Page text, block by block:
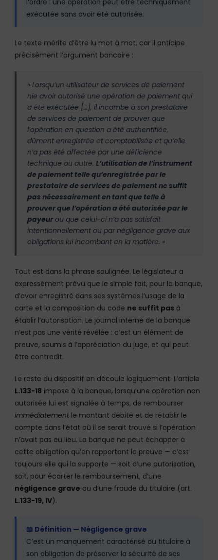
exécutée sans avoir été autorisée.
Le texte mérite d’être lu mot à mot, car il anticipe
précisément l’argument bancaire :
« Lorsqu’un utilisateur de services de paiement
nie avoir autorisé une opération de paiement qui
a été exécutée […], il incombe à son prestataire
de services de paiement de prouver que
l’opération en question a été authentifiée,
dûment enregistrée et comptabilisée et qu’elle
n’a pas été affectée par une déficience
technique ou autre. L’utilisation de l’instrument
de paiement telle qu’enregistrée par le
prestataire de services de paiement ne suffit
pas nécessairement en tant que telle à
prouver que l’opération a été autorisée par le
payeur ou que celui-ci n’a pas satisfait
intentionnellement ou par négligence grave aux
obligations lui incombant en la matière. »
Tout est dans la phrase soulignée. Le législateur a
expressément prévu que le simple fait, pour la banque,
d’avoir enregistré dans ses systèmes l’usage de la
carte et la composition du code ne suffit pas à
établir l’autorisation. Le journal interne de la banque
n’est pas une vérité révélée : c’est un élément de
preuve, soumis à l’appréciation du juge, et qui peut
être contredit.
Le reste du dispositif en découle logiquement. L’article
L.133-18 impose à la banque, lorsqu’une opération non
autorisée lui est signalée à temps, de rembourser
immédiatement le montant débité et de rétablir le
compte dans l’état où il se serait trouvé si l’opération
n’avait pas eu lieu. La banque ne peut échapper à
cette obligation qu’en rapportant la preuve — c’est
toujours elle qui la supporte — soit d’une autorisation,
soit, pour écarter le remboursement, d’une
négligence grave ou d’une fraude du titulaire (art.
L.133-19, IV).
📖 Définition — Négligence grave
C’est un manquement caractérisé du titulaire à
son obligation de préserver la sécurité de ses